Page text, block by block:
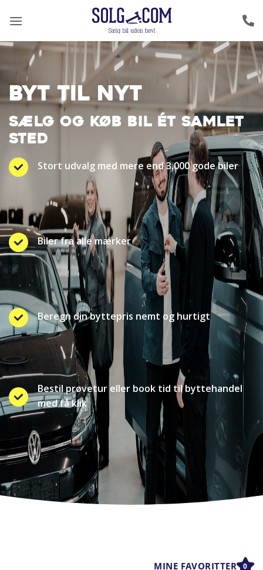
BYT TIL NYT
SÆLG OG KØB BIL ÉT SAMLET
STED
Stort udvalg med mere end 3.000 gode biler
Biler fra alle mærker
Beregn din byttepris nemt og hurtigt
Bestil prøvetur eller book tid til byttehandel
med få klik
MINE FAVORITTER 0